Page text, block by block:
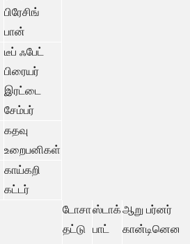
பிரேசிங்
பான்
டீப் ஃபேட்
பிரையர்
இரட்டை
சேம்பர்
கதவு
உறைபனிகள்
காய்கறி
கட்டர்
டோசா
தட்டு
ஸ்டாக்
பாட்
ஆறு பர்னர்
கான்டினென